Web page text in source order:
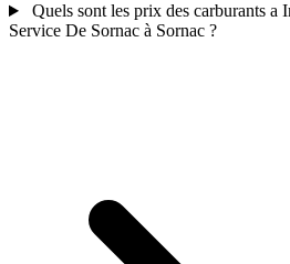
Quels sont les prix des carburants a
Service De Sornac à Sornac ?